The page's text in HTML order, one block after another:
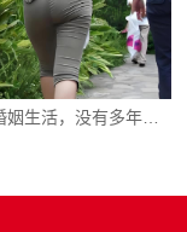
现代人的婚姻生活，没有多年前那样单纯了